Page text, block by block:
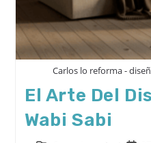
Carlos lo reforma -
El Arte Del
Wabi Sabi